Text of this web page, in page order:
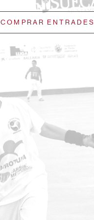
COMPRAR ENTRADES